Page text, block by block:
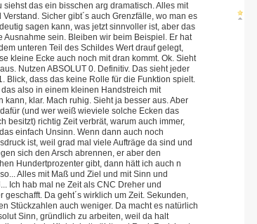
siehst das ein bisschen arg dramatisch. Alles mit
Verstand. Sicher gibt´s auch Grenzfälle, wo man es
sagen kann, was jetzt sinnvoller ist, aber das
Ausnahme sein. Bleiben wir beim Beispiel. Er hat
unteren Teil des Schildes Wert drauf gelegt,
kleine Ecke auch noch mit dran kommt. Ok. Sieht
Nutzen ABSOLUT 0. Definitiv. Das sieht jeder
Blick, dass das keine Rolle für die Funktion spielt.
also in einem kleinen Handstreich mit
kann, klar. Mach ruhig. Sieht ja besser aus. Aber
(und wer weiß wieviele solche Ecken das
besitzt) richtig Zeit verbrät, warum auch immer,
einfach Unsinn. Wenn dann auch noch
ist, weil grad mal viele Aufträge da sind und
sich den Arsch abrennen, er aber den
Hundertprozenter gibt, dann hätt ich auch n
Alles mit Maß und Ziel und mit Sinn und
Ich hab mal ne Zeit als CNC Dreher und
geschafft. Da geht´s wirklich um Zeit. Sekunden,
Stückzahlen auch weniger. Da macht es natürlich
Sinn, gründlich zu arbeiten, weil da halt